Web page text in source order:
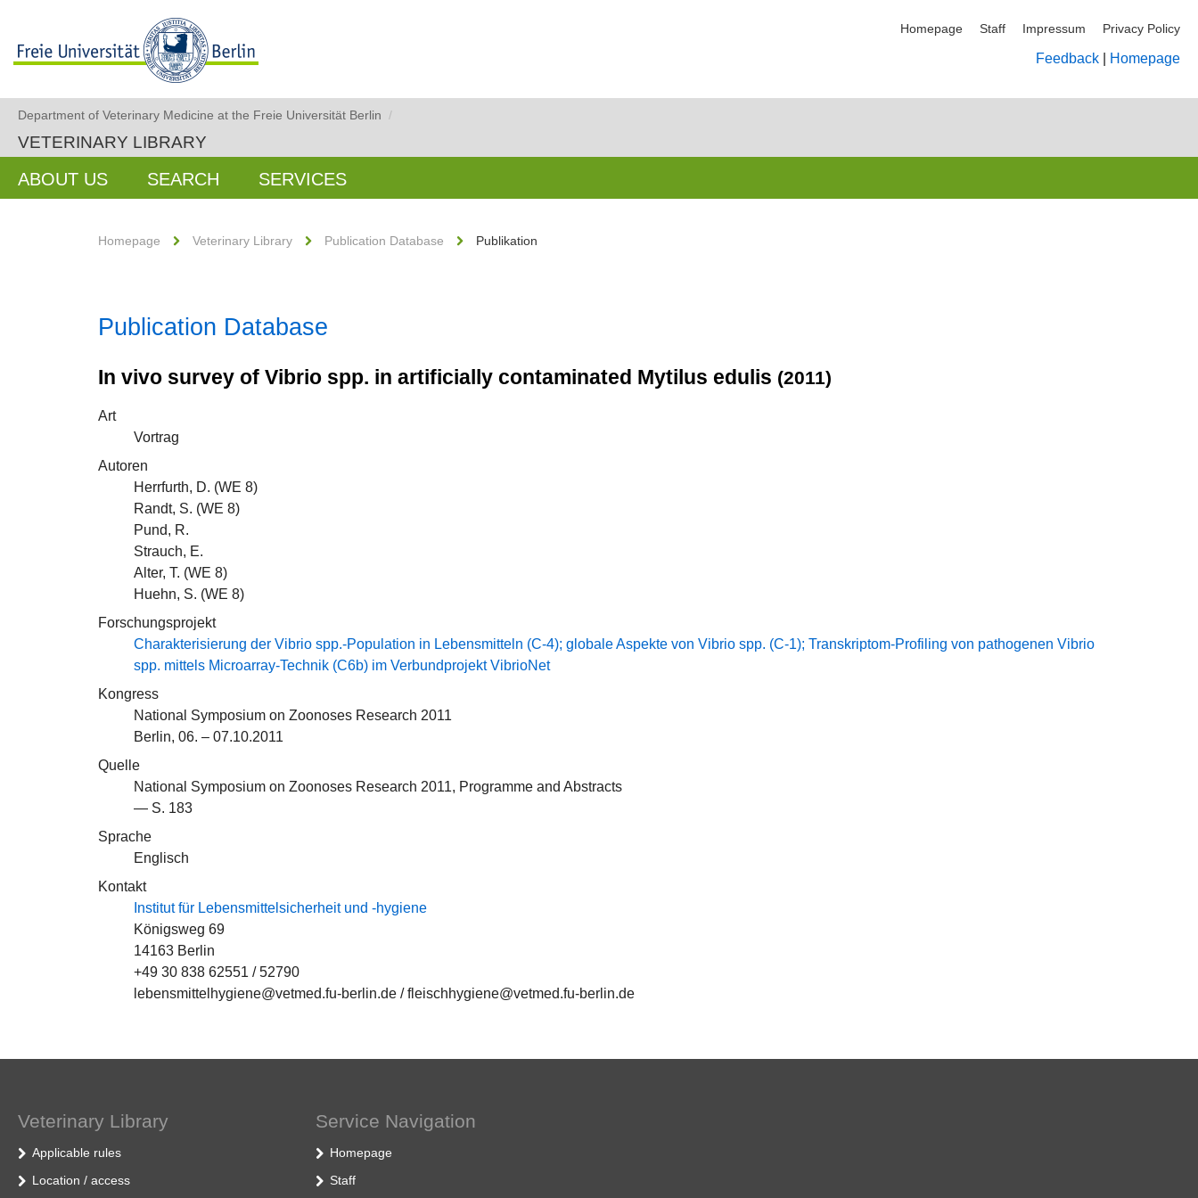
Homepage Staff Impressum Privacy Policy
Feedback Homepage
Department of Veterinary Medicine at the Freie Universität Berlin /
VETERINARY LIBRARY
ABOUT US SEARCH SERVICES
Homepage Veterinary Library Publication Database Publikation
Publication Database
In vivo survey of Vibrio spp. in artificially contaminated Mytilus edulis (2011)
Art
Vortrag
Autoren
Herrfurth, D. (WE 8)
Randt, S. (WE 8)
Pund, R.
Strauch, E.
Alter, T. (WE 8)
Huehn, S. (WE 8)
Forschungsprojekt
Charakterisierung der Vibrio spp.-Population in Lebensmitteln (C-4); globale Aspekte von Vibrio spp. (C-1); Transkriptom-Profiling von pathogenen Vibrio
spp. mittels Microarray-Technik (C6b) im Verbundprojekt VibrioNet
Kongress
National Symposium on Zoonoses Research 2011
Berlin, 06. – 07.10.2011
Quelle
National Symposium on Zoonoses Research 2011, Programme and Abstracts
— S. 183
Sprache
Englisch
Kontakt
Institut für Lebensmittelsicherheit und -hygiene
Königsweg 69
14163 Berlin
+49 30 838 62551 / 52790
lebensmittelhygiene@vetmed.fu-berlin.de / fleischhygiene@vetmed.fu-berlin.de
Veterinary Library
Applicable rules
Location / access
Service Navigation
Homepage
Staff